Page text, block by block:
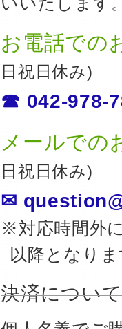
お電話での
日祝日休み)
☎ 042-978-
メールでの
日祝日休み)
✉
※対応時間外
以降となり
決済について